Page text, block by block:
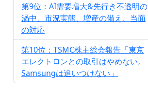
第9位：AI需要増大&先行き不透明の
渦中、市況実態、増産の備え、当面
の対応
第10位：TSMC株主総会報告「東京
エレクトロンとの取引はやめない。
Samsungは追いつけない」